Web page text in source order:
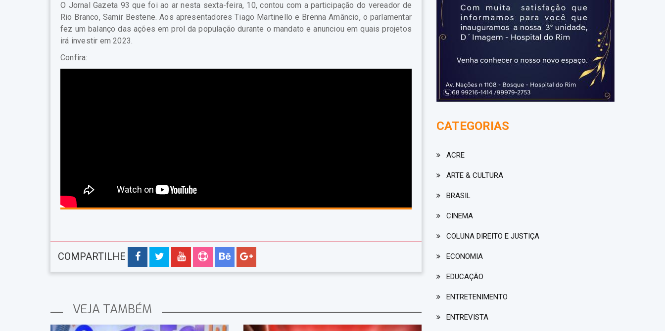
O Jornal Gazeta 93 que foi ao ar nesta sexta-feira, 10, contou com a participação do vereador de
Rio Branco, Samir Bestene. Aos apresentadores Tiago Martinello e Brenna Amâncio, o parlamentar
fez um balanço das ações em prol da população durante o mandato e anunciou em quais projetos
irá investir em 2023.
Confira:
COMPARTILHE
VEJA TAMBÉM
CATEGORIAS
ACRE
ARTE & CULTURA
BRASIL
CINEMA
COLUNA DIREITO E JUSTIÇA
ECONOMIA
EDUCAÇÃO
ENTRETENIMENTO
ENTREVISTA